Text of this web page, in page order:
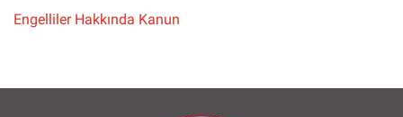
Engelliler Hakkında Kanun